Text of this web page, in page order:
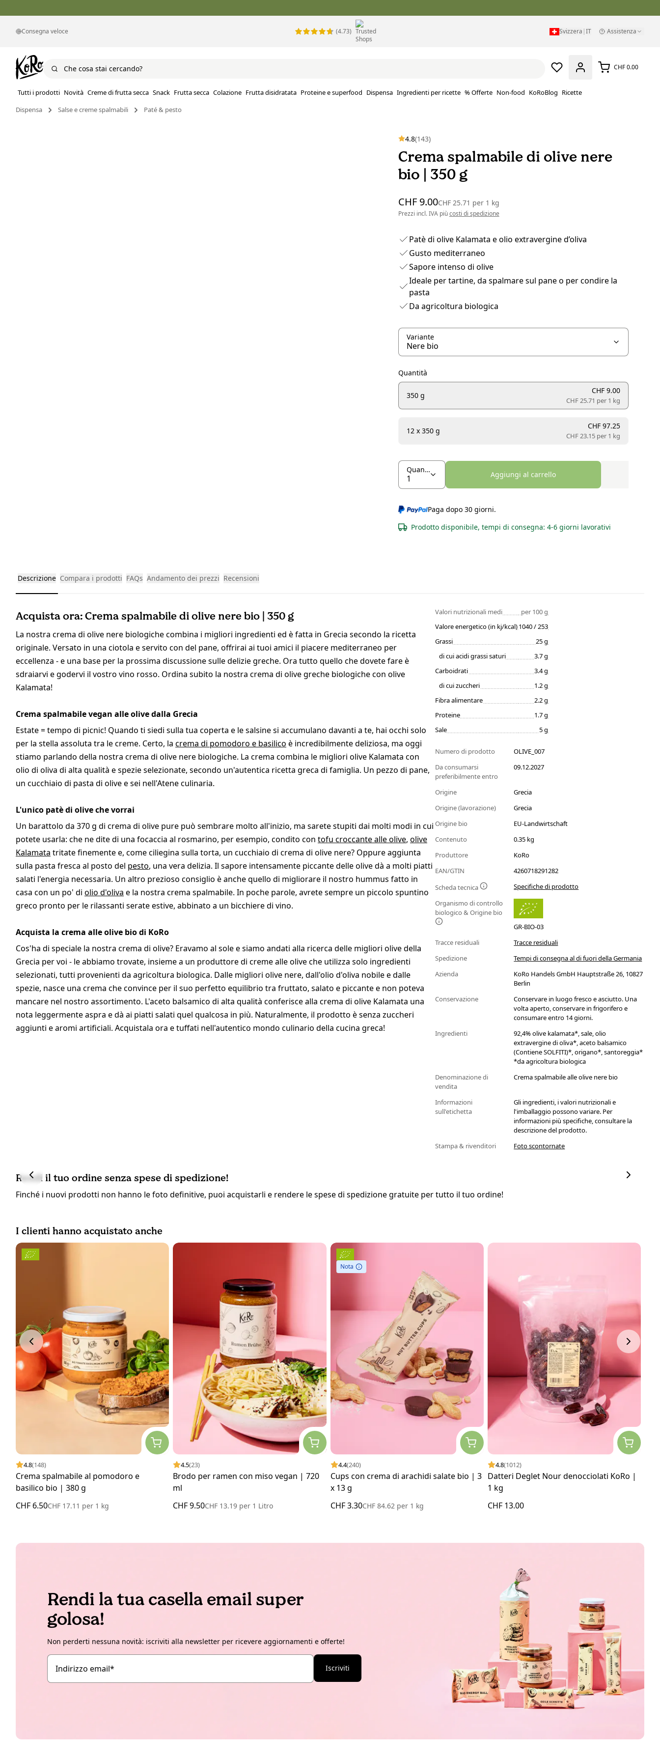
Consegna veloce (4.73) Svizzera |IT Assistenza
CHF 0.00
Tutti i prodotti Novità Creme di frutta secca Snack Frutta secca Colazione Frutta disidratata Proteine e superfood Dispensa Ingredienti per ricette % Offerte Non-food KoRoBlog Ricette
Dispensa
Salse e creme spalmabili Paté & pesto
4.8(143)
Crema spalmabile di olive nere
bio | 350 g
CHF 9.00CHF 25.71 per1 kg
Prezzi incl. IVA piùcosti di spedizione
Patè di olive Kalamata e olio extravergine d’oliva
Gusto mediterraneo
Sapore intenso di olive
Ideale per tartine, da spalmare sul pane o per condire la
pasta
Da agricoltura biologica
Variante
Quantità
350 g
CHF 9.00
CHF 25.71 per1 kg
12 x 350 g
CHF 97.25
CHF 23.15 per1 kg
Quantità
Aggiungi al carrello
Paga dopo 30 giorni.
Prodotto disponibile, tempi di consegna: 4-6 giorni lavorativi
Descrizione Compara i prodotti FAQs Andamento dei prezzi Recensioni
Acquista ora: Crema spalmabile di olive nere bio | 350 g
La nostra crema di olive nere biologiche combina i migliori ingredienti ed è fatta in Grecia secondo la ricetta
originale. Versato in una ciotola e servito con del pane, offrirai ai tuoi amici il piacere mediterraneo per
eccellenza - e una base per la prossima discussione sulle delizie greche. Ora tutto quello che dovete fare è
sdraiarvi e godervi il vostro vino rosso. Ordina subito la nostra crema di olive greche biologiche con olive
Kalamata!
Crema spalmabile vegan alle olive dalla Grecia
Estate = tempo di picnic! Quando ti siedi sulla tua coperta e le salsine si accumulano davanti a te, hai occhi solo
per la stella assoluta tra le creme. Certo, la crema di pomodoro e basilico è incredibilmente deliziosa, ma oggi
stiamo parlando della nostra crema di olive nere biologiche. La crema combina le migliori olive Kalamata con
olio di oliva di alta qualità e spezie selezionate, secondo un'autentica ricetta greca di famiglia. Un pezzo di pane,
un cucchiaio di pasta di olive e sei nell'Atene culinaria.
L'unico patè di olive che vorrai
Un barattolo da 370 g di crema di olive pure può sembrare molto all'inizio, ma sarete stupiti dai molti modi in cui
potete usarla: che ne dite di una focaccia al rosmarino, per esempio, condito con tofu croccante alle olive, olive
Kalamata tritate finemente e, come ciliegina sulla torta, un cucchiaio di crema di olive nere? Oppure aggiunta
sulla pasta fresca al posto del pesto, una vera delizia. Il sapore intensamente piccante delle olive dà a molti piatti
salati l'energia necessaria. Un altro prezioso consiglio è anche quello di migliorare il nostro hummus fatto in
casa con un po' di olio d'oliva e la nostra crema spalmabile. In poche parole, avrete sempre un piccolo spuntino
greco pronto per le rilassanti serate estive, abbinato a un bicchiere di vino.
Acquista la crema alle olive bio di KoRo
Cos'ha di speciale la nostra crema di olive? Eravamo al sole e siamo andati alla ricerca delle migliori olive della
Grecia per voi - le abbiamo trovate, insieme a un produttore di creme alle olive che utilizza solo ingredienti
selezionati, tutti provenienti da agricoltura biologica. Dalle migliori olive nere, dall'olio d'oliva nobile e dalle
spezie, nasce una crema che convince per il suo perfetto equilibrio tra fruttato, salato e piccante e non poteva
mancare nel nostro assortimento. L'aceto balsamico di alta qualità conferisce alla crema di olive Kalamata una
nota leggermente aspra e dà ai piatti salati quel qualcosa in più. Naturalmente, il prodotto è senza zuccheri
aggiunti e aromi artificiali. Acquistala ora e tuffati nell'autentico mondo culinario della cucina greca!
Valori nutrizionali medi
per 100 g
Valore energetico (in kj/kcal)1040 / 253
Grassi
25 g
di cui acidi grassi saturi
3.7 g
Carboidrati
3.4 g
di cui zuccheri
1.2 g
Fibra alimentare
2.2 g
Proteine
1.7 g
Sale
5 g
Numero di prodotto
OLIVE_007
Da consumarsi
preferibilmente entro
09.12.2027
Origine
Grecia
Origine (lavorazione)
Grecia
Origine bio
EU-Landwirtschaft
Contenuto
0.35 kg
Produttore
KoRo
EAN/GTIN
4260718291282
Scheda tecnica
Specifiche di prodotto
Organismo di controllo
biologico & Origine bio
GR-BIO-03
Tracce residuali
Tracce residuali
Spedizione
Tempi di consegna al di fuori della Germania
Azienda
KoRo Handels GmbH Hauptstraße 26, 10827
Berlin
Conservazione
Conservare in luogo fresco e asciutto. Una
volta aperto, conservare in frigorifero e
consumare entro 14 giorni.
Ingredienti
92,4% olive kalamata*, sale, olio
extravergine di oliva*, aceto balsamico
(Contiene SOLFITI)*, origano*, santoreggia*
*da agricoltura biologica
Denominazione di
vendita
Crema spalmabile alle olive nere bio
Informazioni
sull'etichetta
Gli ingredienti, i valori nutrizionali e
l'imballaggio possono variare. Per
informazioni più specifiche, consultare la
descrizione del prodotto.
Stampa & rivenditori
Foto scontornate
Rendi il tuo ordine senza spese di spedizione!
Finché i nuovi prodotti non hanno le foto definitive, puoi acquistarli e rendere le spese di spedizione gratuite per tutto il tuo ordine!
I clienti hanno acquistato anche
4.8(148)
Crema spalmabile al pomodoro e
basilico bio | 380 g
CHF 6.50CHF 17.11 per 1 kg
4.5(23)
Brodo per ramen con miso vegan | 720
ml
CHF 9.50CHF 13.19 per 1 Litro
Nota
4.4(240)
Cups con crema di arachidi salate bio | 3
x 13 g
CHF 3.30CHF 84.62 per1 kg
4.8(1012)
Datteri Deglet Nour denocciolati KoRo |
1 kg
CHF 13.00
Rendi la tua casella email super
golosa!
Non perderti nessuna novità: iscriviti alla newsletter per ricevere aggiornamenti e offerte!
Indirizzo email* Iscriviti